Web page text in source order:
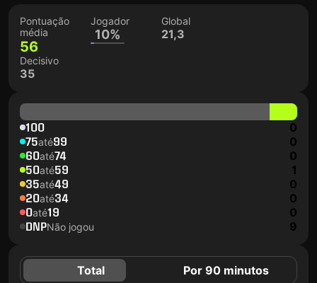
Pontuação
média
56
Jogador
10%
Global
21,3
Decisivo
35
100 0
75até99 0
60até74 0
50até59 1
35até49 0
20até34 0
0até19 0
DNPNão jogou 9
Total Por 90 minutos